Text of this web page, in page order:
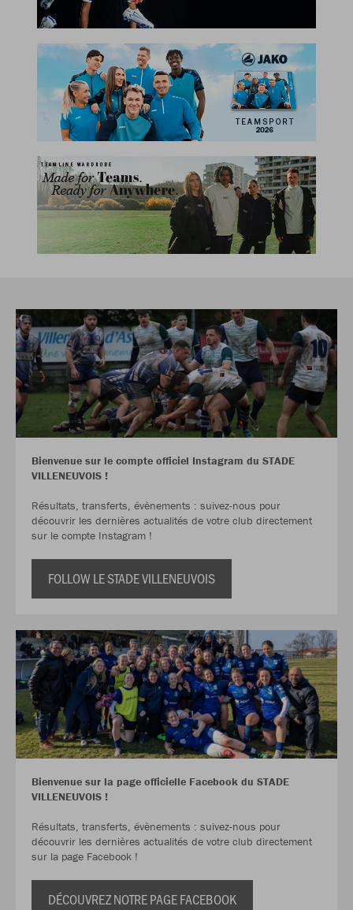
Bienvenue sur le compte officiel Instagram du STADE
VILLENEUVOIS !
Résultats, transferts, évènements : suivez-nous pour
découvrir les dernières actualités de votre club directement
sur le compte Instagram !
FOLLOW LE STADE VILLENEUVOIS
Bienvenue sur la page officielle Facebook du STADE
VILLENEUVOIS !
Résultats, transferts, évènements : suivez-nous pour
découvrir les dernières actualités de votre club directement
sur la page Facebook !
DÉCOUVREZ NOTRE PAGE FACEBOOK